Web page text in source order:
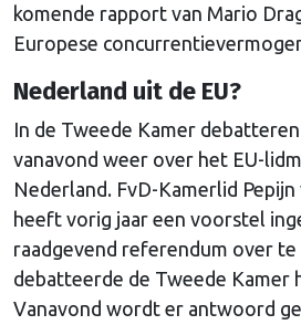
komende rapport van Mario
Europese
Nederland uit de EU?
In de Tweede Kamer
vanavond weer over het EU-
Nederland. FvD-Kamerlid
heeft vorig jaar een voorstel
raadgevend referendum over te
debatteerde de Tweede Kamer
Vanavond wordt er antwoord